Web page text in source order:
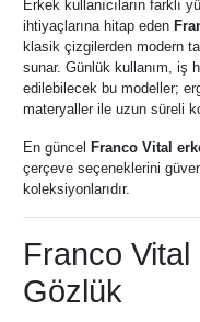
Erkek kullanıcıların farklı
ihtiyaçlarına hitap eden
klasik çizgilerden modern
sunar. Günlük kullanım, iş
edilebilecek bu modeller;
materyaller ile uzun süreli
En güncel Franco Vital
çerçeve seçeneklerini
koleksiyonlarıdır.
Franco Vital
Gözlük